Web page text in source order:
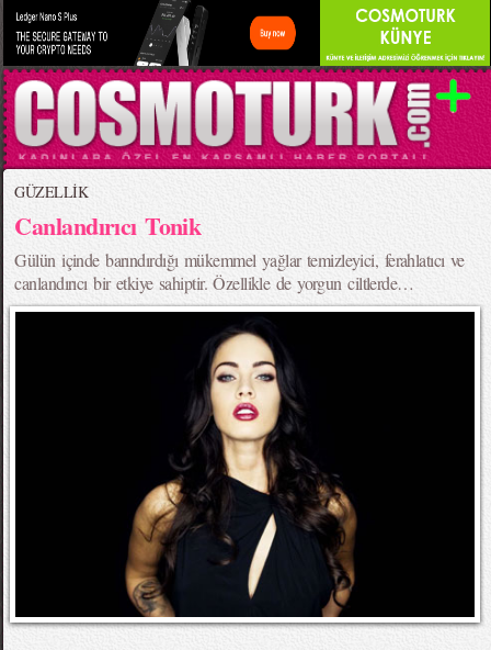
GÜZELLİK
Canlandırıcı Tonik
Gülün içinde barındırdığı mükemmel yağlar temizleyici, ferahlatıcı ve
canlandırıcı bir etkiye sahiptir. Özellikle de yorgun ciltlerde…